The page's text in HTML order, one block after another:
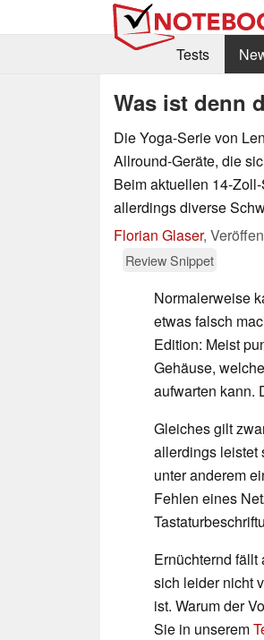
Tests
Was ist denn
Die Yoga-Serie von
Allround-Geräte, die
Beim aktuellen 14-
allerdings diverse
Florian Glaser,
Review Snippet
Normalerweise
etwas falsch
Edition: Meist
Gehäuse,
aufwarten kann.
Gleiches gilt
allerdings leistet
unter anderem
Fehlen eines
Ernüchternd
sich leider nicht
ist. Warum der
Sie in unserem